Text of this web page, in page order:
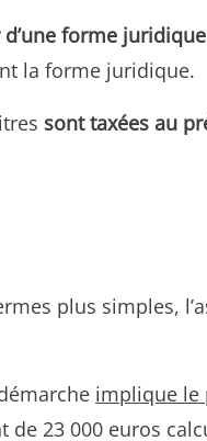
forme
la forme juridique.
sont taxées au
plus simples,
implique le
de 23 000 euros